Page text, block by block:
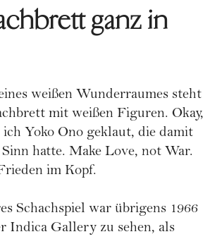
ganz in
weißen Wunderraumes steht
mit weißen Figuren. Okay,
ich Yoko Ono geklaut, die damit
hatte. Make Love, not War.
im Kopf.
Schachspiel war übrigens 1966
Indica Gallery zu sehen, als